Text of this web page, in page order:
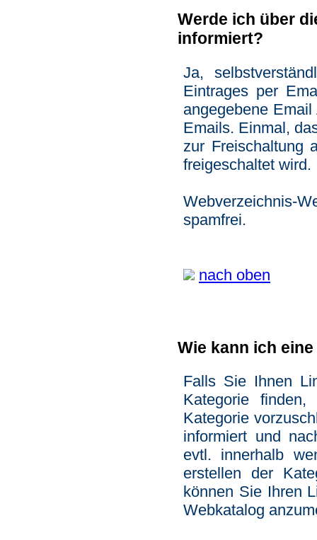
Werde ich über
informiert?
Ja,
Eintrages per
angegebene
Emails. Einmal,
zur Freischaltung
freigeschaltet wird.
Webverzeichnis-
spamfrei.
nach oben
Wie kann ich
Falls Sie Ihnen
Kategorie
Kategorie
informiert und
evtl. innerhalb
erstellen der
können Sie Ihren
Webkatalog